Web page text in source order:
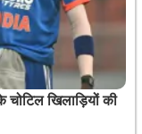
खिलाड़ियों की